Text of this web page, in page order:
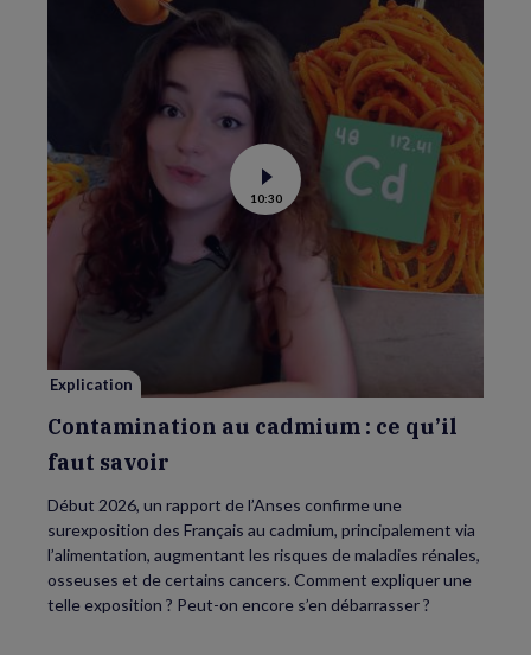
Voir
la
vidéo
Contamination
au
cadmium :
10:30
Explication
Contamination au cadmium : ce qu’il
faut savoir
Début 2026, un rapport de l’Anses confirme une
surexposition des Français au cadmium, principalement via
l’alimentation, augmentant les risques de maladies rénales,
osseuses et de certains cancers. Comment expliquer une
telle exposition ? Peut-on encore s’en débarrasser ?